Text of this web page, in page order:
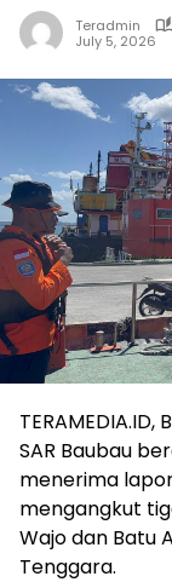
Teradmin
July 5, 2026
SAR Baubau
menerima
mengangkut
Wajo dan Batu
Tenggara.